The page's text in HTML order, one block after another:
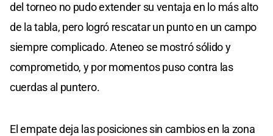
del torneo no pudo extender su ventaja en lo más alto
de la tabla, pero logró rescatar un punto en un campo
siempre complicado. Ateneo se mostró sólido y
comprometido, y por momentos puso contra las
cuerdas al puntero.
El empate deja las posiciones sin cambios en la zona